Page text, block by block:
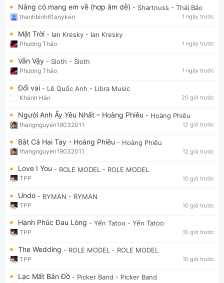
Nắng có mang em về (hợp âm dễ) - Shartnuss - Thái Bảo
thanhbinh61anyken 1 ngày trước
Mặt Trời - Ian Kresky - Ian Kresky
Phương Thảo 1 ngày trước
Vẫn Vậy - Sloth - Sloth
Phương Thảo 1 ngày trước
Đổi vai - Lê Quốc Anh - Libra Music
Khánh Hân 20 giờ trước
Người Anh Ấy Yêu Nhất – Hoàng Phiêu - Hoàng Phiêu
thangnguyen19032011 12 giờ trước
Bắt Cá Hai Tay - Hoàng Phiêu - Hoàng Phiêu
thangnguyen19032011 12 giờ trước
Love I You - ROLE MODEL - ROLE MODEL
TPP 10 giờ trước
Undo - RYMAN - RYMAN
TPP 10 giờ trước
Hạnh Phúc Đau Lòng - Yến Tatoo - Yến Tatoo
TPP 10 giờ trước
The Wedding - ROLE MODEL - ROLE MODEL
TPP 10 giờ trước
Lạc Mất Bản Đồ - Picker Band - Picker Band